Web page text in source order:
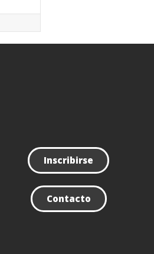
Inscribirse
Contacto